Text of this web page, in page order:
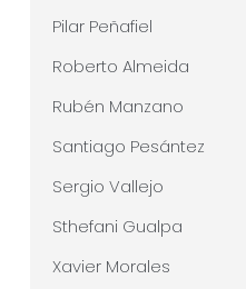
Pilar Peñafiel
Roberto Almeida
Rubén Manzano
Santiago Pesántez
Sergio Vallejo
Sthefani Gualpa
Xavier Morales